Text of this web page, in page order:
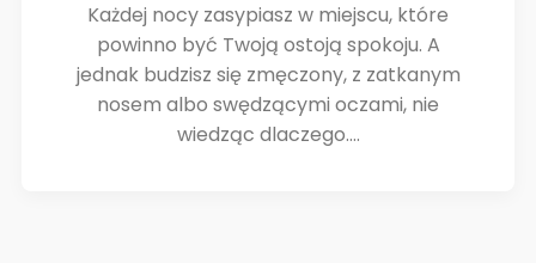
Każdej nocy zasypiasz w miejscu, które
powinno być Twoją ostoją spokoju. A
jednak budzisz się zmęczony, z zatkanym
nosem albo swędzącymi oczami, nie
wiedząc dlaczego....